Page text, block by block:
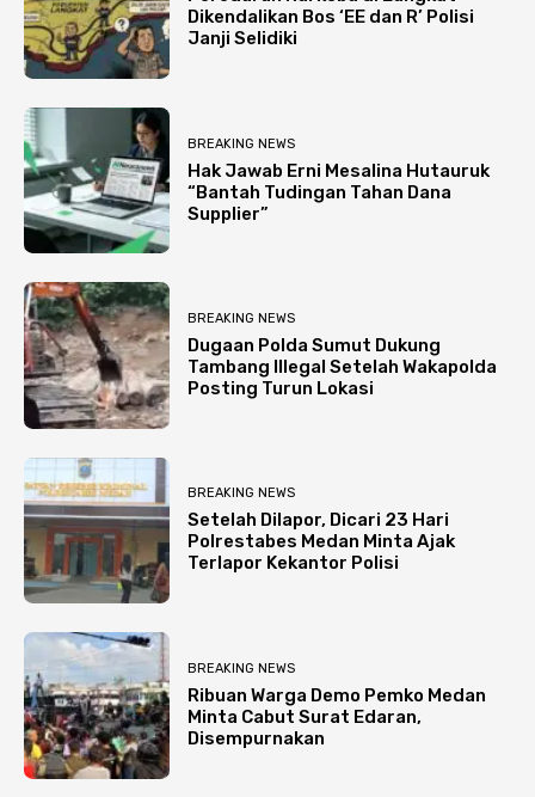
Dikendalikan Bos ‘EE dan R’ Polisi
Janji Selidiki
BREAKING NEWS
Hak Jawab Erni Mesalina Hutauruk
“Bantah Tudingan Tahan Dana
Supplier”
BREAKING NEWS
Dugaan Polda Sumut Dukung
Tambang Illegal Setelah Wakapolda
Posting Turun Lokasi
BREAKING NEWS
Setelah Dilapor, Dicari 23 Hari
Polrestabes Medan Minta Ajak
Terlapor Kekantor Polisi
BREAKING NEWS
Ribuan Warga Demo Pemko Medan
Minta Cabut Surat Edaran,
Disempurnakan